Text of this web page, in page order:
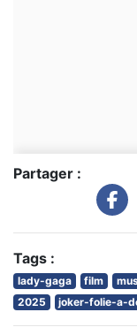
Partager :
Tags :
lady-gaga film
2025
joker-folie-a-